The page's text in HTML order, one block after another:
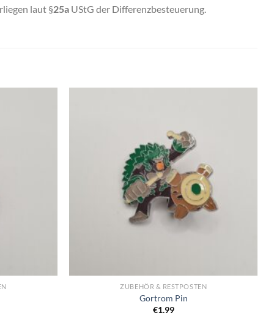
laut §25a UStG der Differenzbesteuerung.
ZUBEHÖR & RESTPOSTEN
Gortrom Pin
€1,99